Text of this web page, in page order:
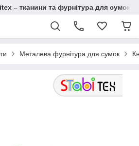
– тканини та фурнітура для сумок і
Металева фурнітура для сумок